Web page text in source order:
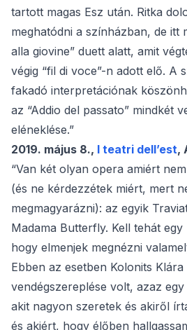
tartott magas Esz után. Ritka
meghatódni a színházban, de itt
alla giovine” duett alatt, amit
végig “fil di voce”-n adott elő. A
fakadó interpretációnak
az “Addio del passato” mindkét
eléneklése.”
2019. május 8., I teatri dell’est,
“Van két olyan opera amiért
(és ne kérdezzétek miért, mert
megmagyarázni): az egyik
Madama Butterfly. Kell tehát
hogy elmenjek megnézni
Ebben az esetben Kolonits Klára
vendégszereplése volt, azaz
akit nagyon szeretek és akiről
és akiért, hogy élőben